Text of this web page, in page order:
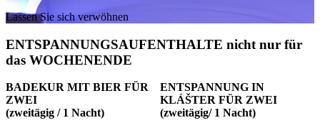
Lassen Sie sich verwöhnen
ENTSPANNUNGSAUFENTHALTE nicht nur für
das WOCHENENDE
BADEKUR MIT BIER FÜR
ZWEI
(zweitägig / 1 Nacht)
ENTSPANNUNG IN
KLÁŠTER FÜR ZWEI
(zweitägig/ 1 Nacht)